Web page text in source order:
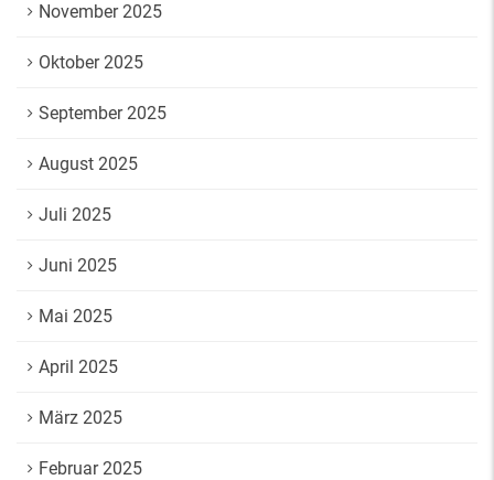
November 2025
Oktober 2025
September 2025
August 2025
Juli 2025
Juni 2025
Mai 2025
April 2025
März 2025
Februar 2025